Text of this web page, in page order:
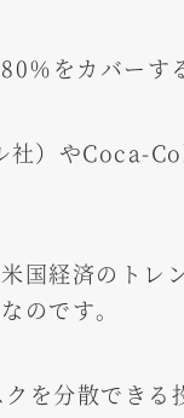
％をカバーす
）やCoca-
国経済のトレ
のです。
を分散でき